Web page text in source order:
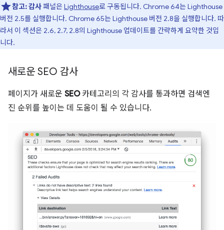
참고:감사패널은Lighthouse로 구동됩니다. Chrome 64는 Lighthouse
버전 2.5를 실행합니다. Chrome 65는 Lighthouse 버전 2.8을 실행합니다. 따
라서 이 섹션은 2.6, 2.7, 2.8의 Lighthouse 업데이트를 간략하게 요약한 것입
니다.
새로운 SEO 감사
페이지가 새로운 SEO카테고리의 각 감사를 통과하면 검색엔
진 순위를 높이는 데 도움이 될 수 있습니다.